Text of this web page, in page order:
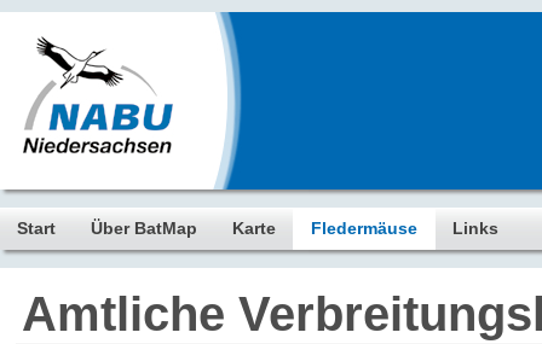
Start Über BatMap Karte Fledermäuse Links
Amtliche